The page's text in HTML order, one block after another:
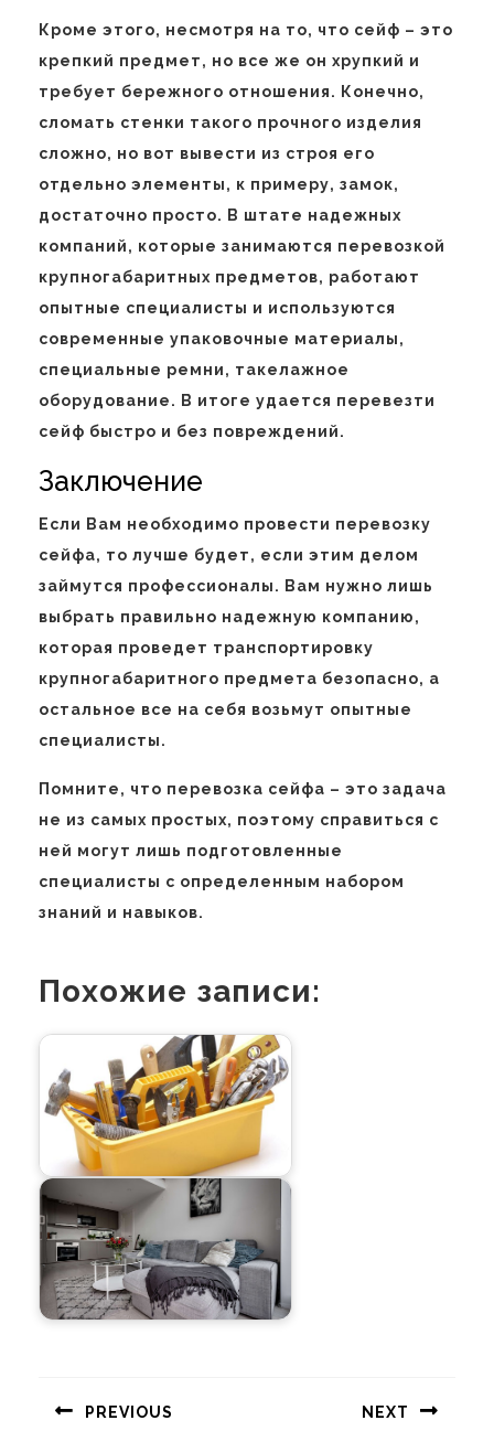
Кроме этого, несмотря на то, что сейф – это
крепкий предмет, но все же он хрупкий и
требует бережного отношения. Конечно,
сломать стенки такого прочного изделия
сложно, но вот вывести из строя его
отдельно элементы, к примеру, замок,
достаточно просто. В штате надежных
компаний, которые занимаются перевозкой
крупногабаритных предметов, работают
опытные специалисты и используются
современные упаковочные материалы,
специальные ремни, такелажное
оборудование. В итоге удается перевезти
сейф быстро и без повреждений.
Заключение
Если Вам необходимо провести перевозку
сейфа, то лучше будет, если этим делом
займутся профессионалы. Вам нужно лишь
выбрать правильно надежную компанию,
которая проведет транспортировку
крупногабаритного предмета безопасно, а
остальное все на себя возьмут опытные
специалисты.
Помните, что перевозка сейфа – это задача
не из самых простых, поэтому справиться с
ней могут лишь подготовленные
специалисты с определенным набором
знаний и навыков.
Похожие записи:
записям
PREVIOUS NEXT